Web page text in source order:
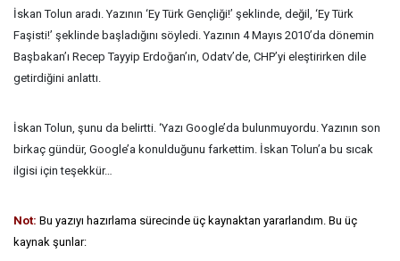
İskan Tolun aradı. Yazının ‘Ey Türk Gençliği!’ şeklinde, değil, ‘Ey Türk
Faşisti!’ şeklinde başladığını söyledi. Yazının 4 Mayıs 2010’da dönemin
Başbakan’ı Recep Tayyip Erdoğan’ın, Odatv’de, CHP’yi eleştirirken dile
getirdiğini anlattı.
İskan Tolun, şunu da belirtti. ‘Yazı Google’da bulunmuyordu. Yazının son
birkaç gündür, Google’a konulduğunu farkettim. İskan Tolun’a bu sıcak
ilgisi için teşekkür…
Not: Bu yazıyı hazırlama sürecinde üç kaynaktan yararlandım. Bu üç
kaynak şunlar: